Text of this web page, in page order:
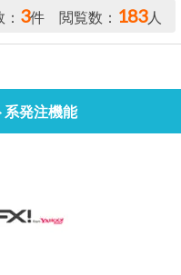
3件 閲覧数： 183人
系発注機能